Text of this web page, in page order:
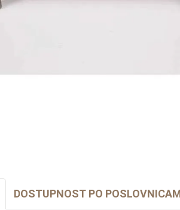
DOSTUPNOST PO